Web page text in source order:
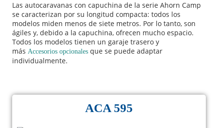
Las autocaravanas con capuchina de la serie Ahorn Camp
se caracterizan por su longitud compacta: todos los
modelos miden menos de siete metros. Por lo tanto, son
ágiles y, debido a la capuchina, ofrecen mucho espacio.
Todos los modelos tienen un garaje trasero y
más Accesorios opcionales que se puede adaptar
individualmente.
ACA 595